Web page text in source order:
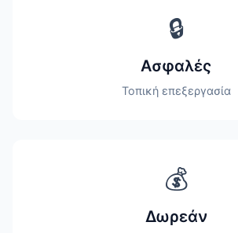
🔒
Ασφαλές
Τοπική επεξεργασία
💰
Δωρεάν